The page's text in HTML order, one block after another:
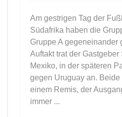
Am gestrigen Tag der
Südafrika haben die
Gruppe A gegeneinander
Auftakt trat der
Mexiko, in der späteren
gegen Uruguay an.
einem Remis, der
immer ...